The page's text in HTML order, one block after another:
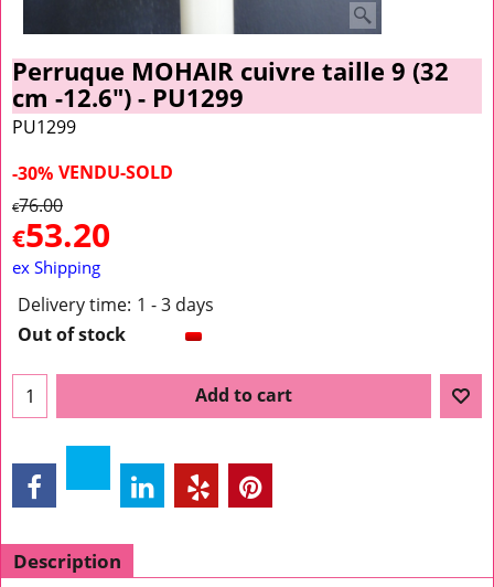
Perruque MOHAIR cuivre taille 9 (32
cm -12.6") - PU1299
PU1299
-30% VENDU-SOLD
€76.00
€53.20
ex Shipping
Delivery time: 1 - 3 days
Out of stock
Add to cart
Description